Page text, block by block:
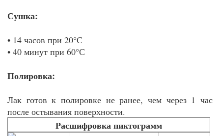
Сушка:
• 14 часов при 20°С
• 40 минут при 60°С
Полировка:
Лак готов к полировке не ранее, чем через 1 час
после остывания поверхности.
Расшифровка пиктограмм